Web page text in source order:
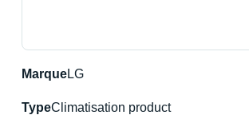
MarqueLG
TypeClimatisation product